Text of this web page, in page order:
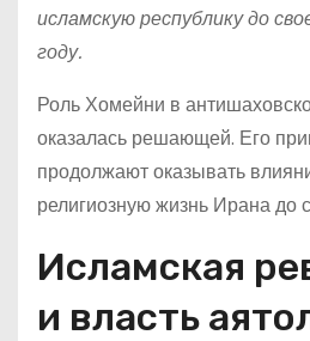
исламскую республику до
году.
Роль Хомейни в
оказалась решающей. Его
продолжают оказывать
религиозную жизнь Ирана до
Исламская
и власть